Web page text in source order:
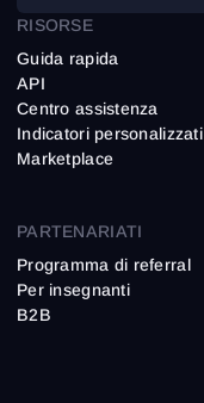
RISORSE
Guida rapida
API
Centro assistenza
Indicatori personalizzati
Marketplace
PARTENARIATI
Programma di referral
Per insegnanti
B2B